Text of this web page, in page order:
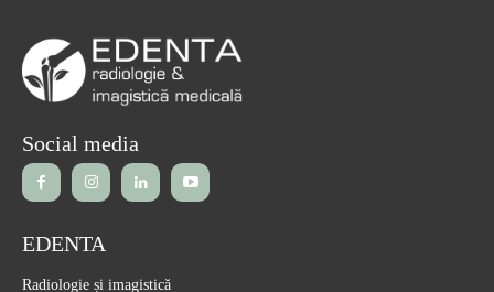
Social media
EDENTA
Radiologie și imagistică